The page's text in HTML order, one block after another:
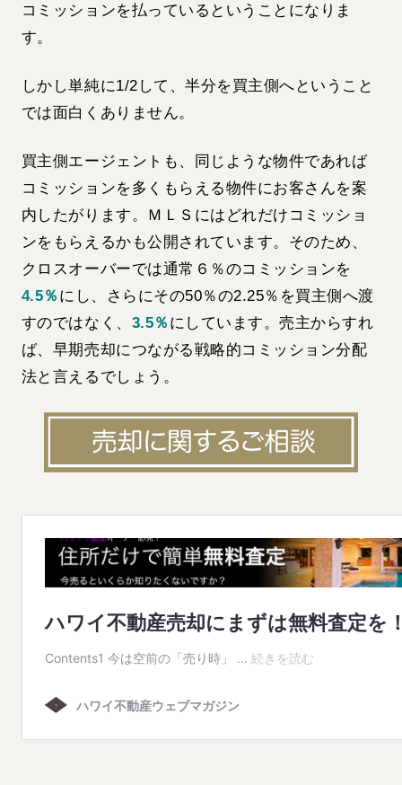
コミッションを払っているということになりま
す。
しかし単純に1/2して、半分を買主側へということ
では面白くありません。
買主側エージェントも、同じような物件であれば
コミッションを多くもらえる物件にお客さんを案
内したがります。ＭＬＳにはどれだけコミッショ
ンをもらえるかも公開されています。そのため、
クロスオーバーでは通常６％のコミッションを
4.5％ にし、さらにその50％の2.25％を買主側へ渡
すのではなく、 3.5％ にしています。売主からすれ
ば、早期売却につながる戦略的コミッション分配
法と言えるでしょう。